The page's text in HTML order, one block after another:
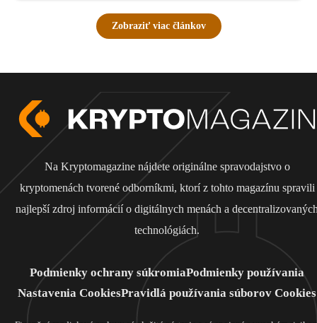
Zobraziť viac článkov
Na Kryptomagazine nájdete originálne spravodajstvo o
kryptomenách tvorené odborníkmi, ktorí z tohto magazínu spravili
najlepší zdroj informácií o digitálnych menách a
technológiách.
Podmienky ochrany súkromiaPodmienky používania
Nastavenia CookiesPravidlá používania súborov Cookies